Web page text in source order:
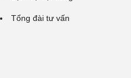
Tổng đài tư vấn